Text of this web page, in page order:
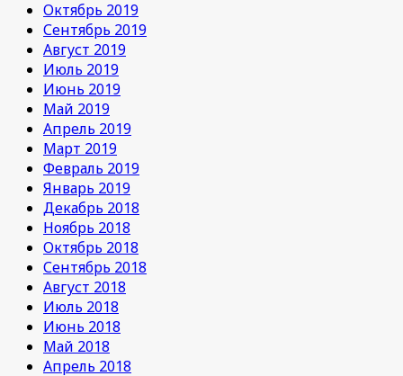
Октябрь 2019
Сентябрь 2019
Август 2019
Июль 2019
Июнь 2019
Май 2019
Апрель 2019
Март 2019
Февраль 2019
Январь 2019
Декабрь 2018
Ноябрь 2018
Октябрь 2018
Сентябрь 2018
Август 2018
Июль 2018
Июнь 2018
Май 2018
Апрель 2018